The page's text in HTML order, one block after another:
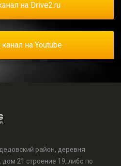
на Drive2.ru
на Youtube
район, деревня
дом 21 строение 19, либо по